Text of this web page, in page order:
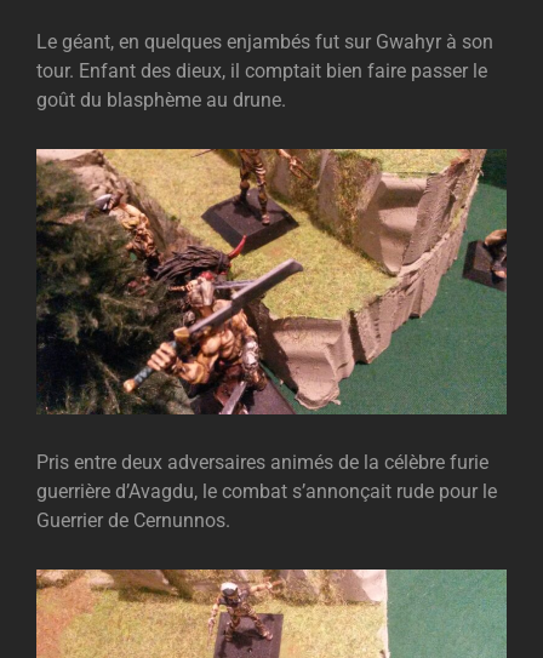
Le géant, en quelques enjambés fut sur Gwahyr à son
tour. Enfant des dieux, il comptait bien faire passer le
goût du blasphème au drune.
Pris entre deux adversaires animés de la célèbre furie
guerrière d’Avagdu, le combat s’annonçait rude pour le
Guerrier de Cernunnos.